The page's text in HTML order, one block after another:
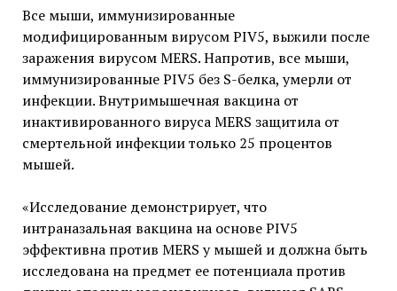
Все мыши, иммунизированные
модифицированным вирусом PIV5, выжили после
заражения вирусом MERS. Напротив, все мыши,
иммунизированные PIV5 без S-белка, умерли от
инфекции. Внутримышечная вакцина от
инактивированного вируса MERS защитила от
смертельной инфекции только 25 процентов
мышей.
«Исследование демонстрирует, что
интраназальная вакцина на основе PIV5
эффективна против MERS у мышей и должна быть
исследована на предмет ее потенциала против